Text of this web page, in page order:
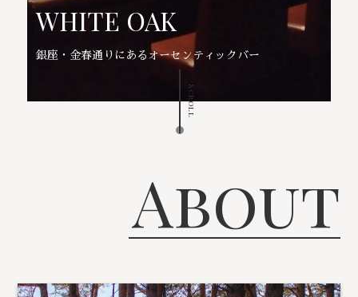
WHITE OAK
銀座・金春通りにあるオーセンティックバー
Scroll
About